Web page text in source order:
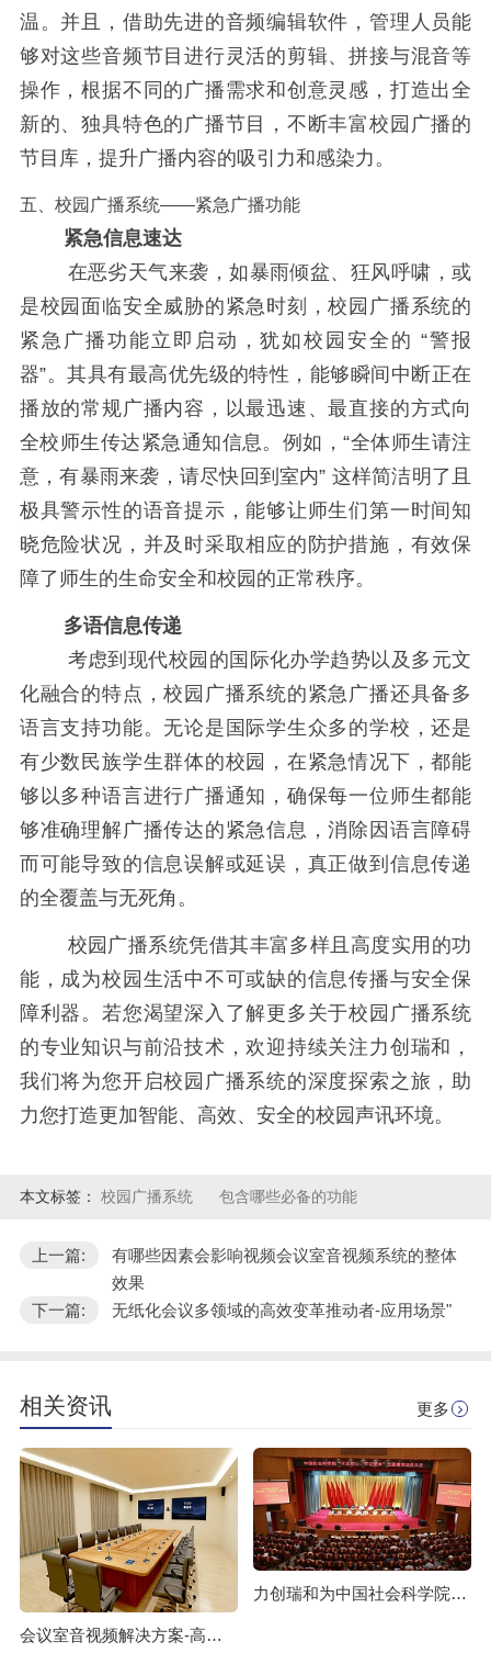
温。并且，借助先进的音频编辑软件，管理人员能
够对这些音频节目进行灵活的剪辑、拼接与混音等
操作，根据不同的广播需求和创意灵感，打造出全
新的、独具特色的广播节目，不断丰富校园广播的
节目库，提升广播内容的吸引力和感染力。
五、校园广播系统——紧急广播功能
紧急信息速达
在恶劣天气来袭，如暴雨倾盆、狂风呼啸，或
是校园面临安全威胁的紧急时刻，校园广播系统的
紧急广播功能立即启动，犹如校园安全的 “警报
器”。其具有最高优先级的特性，能够瞬间中断正在
播放的常规广播内容，以最迅速、最直接的方式向
全校师生传达紧急通知信息。例如，“全体师生请注
意，有暴雨来袭，请尽快回到室内” 这样简洁明了且
极具警示性的语音提示，能够让师生们第一时间知
晓危险状况，并及时采取相应的防护措施，有效保
障了师生的生命安全和校园的正常秩序。
多语信息传递
考虑到现代校园的国际化办学趋势以及多元文
化融合的特点，校园广播系统的紧急广播还具备多
语言支持功能。无论是国际学生众多的学校，还是
有少数民族学生群体的校园，在紧急情况下，都能
够以多种语言进行广播通知，确保每一位师生都能
够准确理解广播传达的紧急信息，消除因语言障碍
而可能导致的信息误解或延误，真正做到信息传递
的全覆盖与无死角。
校园广播系统凭借其丰富多样且高度实用的功
能，成为校园生活中不可或缺的信息传播与安全保
障利器。若您渴望深入了解更多关于校园广播系统
的专业知识与前沿技术，欢迎持续关注力创瑞和，
我们将为您开启校园广播系统的深度探索之旅，助
力您打造更加智能、高效、安全的校园声讯环境。
本文标签： 校园广播系统 包含哪些必备的功能
上一篇:
有哪些因素会影响视频会议室音视频系统的整体
效果
下一篇:
无纸化会议多领域的高效变革推动者-应用场景"
相关资讯 更多
会议室音视频解决方案-高质量的会议室音响、大屏系统如何布置？
力创瑞和为中国社会科学院建设音视频系统